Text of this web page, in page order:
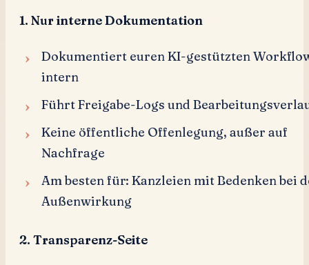
1. Nur interne Dokumentation
Dokumentiert euren KI-gestützten
intern
Führt Freigabe-Logs und
Keine öffentliche Offenlegung, außer auf
Nachfrage
Am besten für: Kanzleien mit Bedenken bei
Außenwirkung
2. Transparenz-Seite